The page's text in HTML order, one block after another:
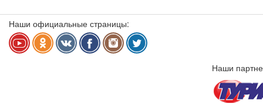
Наши официальные страницы:
Наши